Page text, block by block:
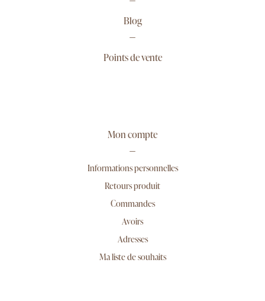
Blog
Points de vente
Mon compte
Informations personnelles
Retours produit
Commandes
Avoirs
Adresses
Ma liste de souhaits